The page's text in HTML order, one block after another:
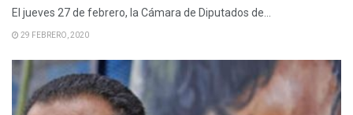
El jueves 27 de febrero, la Cámara de Diputados de...
29 FEBRERO, 2020